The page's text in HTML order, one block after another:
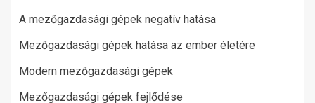
A mezőgazdasági gépek negatív hatása
Mezőgazdasági gépek hatása az ember életére
Modern mezőgazdasági gépek
Mezőgazdasági gépek fejlődése